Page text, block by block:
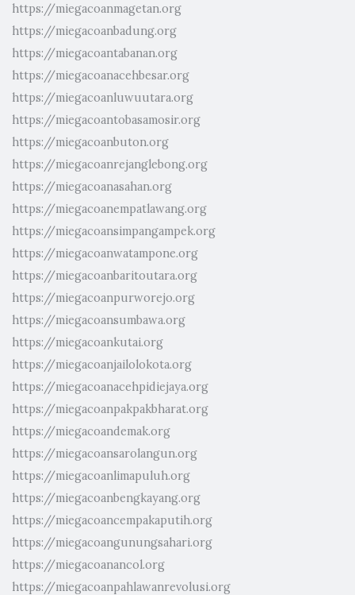
https://miegacoanmagetan.org
https://miegacoanbadung.org
https://miegacoantabanan.org
https://miegacoanacehbesar.org
https://miegacoanluwuutara.org
https://miegacoantobasamosir.org
https://miegacoanbuton.org
https://miegacoanrejanglebong.org
https://miegacoanasahan.org
https://miegacoanempatlawang.org
https://miegacoansimpangampek.org
https://miegacoanwatampone.org
https://miegacoanbaritoutara.org
https://miegacoanpurworejo.org
https://miegacoansumbawa.org
https://miegacoankutai.org
https://miegacoanjailolokota.org
https://miegacoanacehpidiejaya.org
https://miegacoanpakpakbharat.org
https://miegacoandemak.org
https://miegacoansarolangun.org
https://miegacoanlimapuluh.org
https://miegacoanbengkayang.org
https://miegacoancempakaputih.org
https://miegacoangunungsahari.org
https://miegacoanancol.org
https://miegacoanpahlawanrevolusi.org